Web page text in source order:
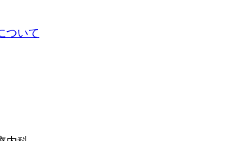
ついて